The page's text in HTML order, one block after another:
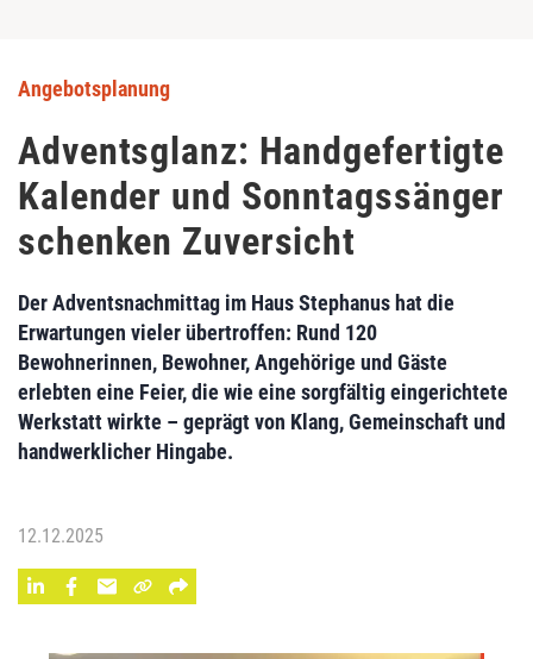
Angebotsplanung
Adventsglanz: Handgefertigte
Kalender und Sonntagssänger
schenken Zuversicht
Der Adventsnachmittag im Haus Stephanus hat die
Erwartungen vieler übertroffen: Rund 120
Bewohnerinnen, Bewohner, Angehörige und Gäste
erlebten eine Feier, die wie eine sorgfältig eingerichtete
Werkstatt wirkte – geprägt von Klang, Gemeinschaft und
handwerklicher Hingabe.
12.12.2025